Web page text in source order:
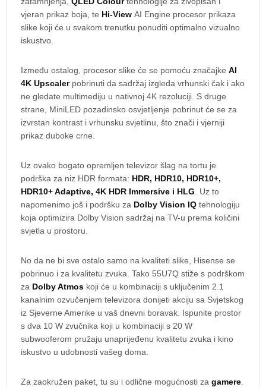
vjeran prikaz boja, te Hi-View AI Engine procesor prikaza
slike koji će u svakom trenutku ponuditi optimalno vizualno
iskustvo.
Između ostalog, procesor slike će se pomoću značajke AI
4K Upscalerpobrinuti da sadržaj izgleda vrhunski čak i ako
ne gledate multimediju u nativnoj 4K rezoluciji. S druge
strane, MiniLED pozadinsko osvjetljenje pobrinut će se za
izvrstan kontrast i vrhunsku svjetlinu, što znači i vjerniji
prikaz duboke crne.
Uz ovako bogato opremljen televizor šlag na tortu je
podrška za niz HDR formata: HDR, HDR10, HDR10+,
HDR10+ Adaptive, 4K HDR Immersive i HLG . Uz to
napomenimo još i podršku za Dolby Vision IQ tehnologiju
koja optimizira Dolby Vision sadržaj na TV-u prema količini
svjetla u prostoru.
No da ne bi sve ostalo samo na kvaliteti slike, Hisense se
pobrinuo i za kvalitetu zvuka. Tako 55U7Q stiže s podrškom
za Dolby Atmos koji će u kombinaciji s uključenim 2.1
kanalnim ozvučenjem televizora donijeti akciju sa Svjetskog
iz Sjeverne Amerike u vaš dnevni boravak. Ispunite prostor
s dva 10 W zvučnika koji u kombinaciji s 20 W
subwooferom pružaju unaprijeđenu kvalitetu zvuka i kino
iskustvo u udobnosti vašeg doma.
Za zaokružen paket, tu su i odlične mogućnosti za gamere